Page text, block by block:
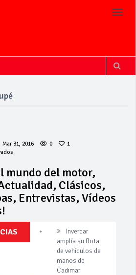
Mar 31, 2016 0
1
el
mundo
del
motor,
Venta,
Pruebas,
mundo del motor,
Clásicos,
Entrevistas, Vídeos
Cárnicas El
Alcazar,
patrocinador de
la 42ª Subida a
Vejer